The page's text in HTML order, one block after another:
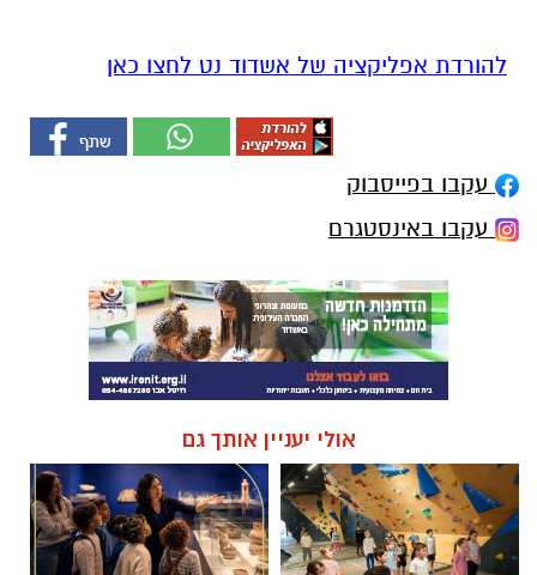
להורדת אפליקציה של אשדוד נט לחצו כאן
עקבו בפייסבוק
עקבו באינסטגרם
אולי יעניין אותך גם